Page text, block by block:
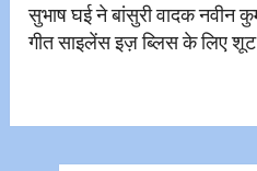
सुभाष घई ने बांसुरी वादक नवीन
गीत साइलेंस इज़ ब्लिस के लिए शूट